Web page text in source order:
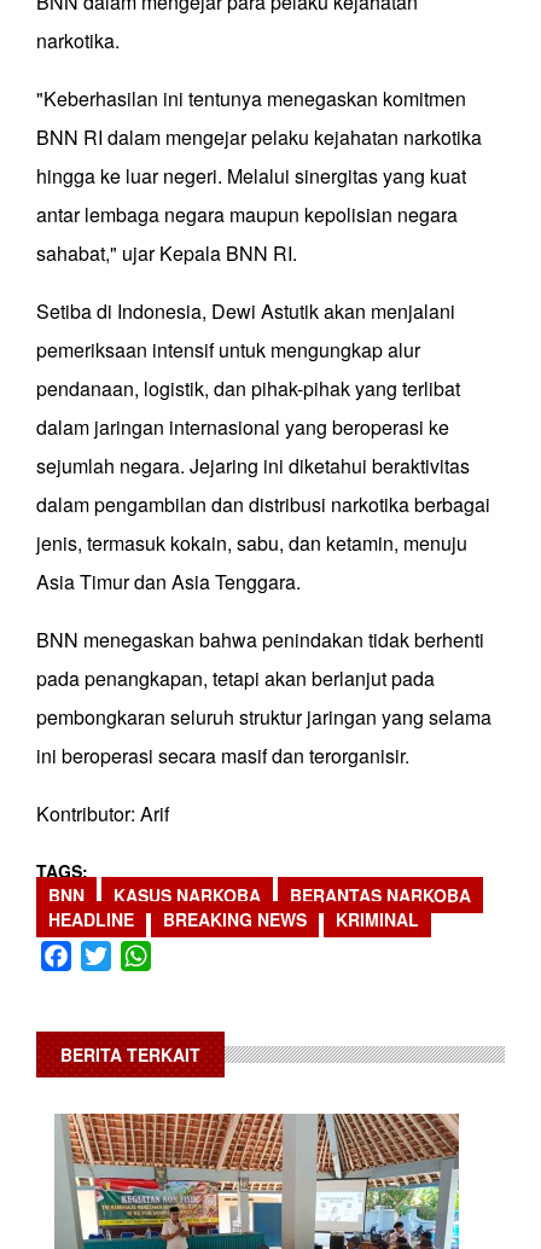
narkotika.
"Keberhasilan ini tentunya menegaskan komitmen
BNN RI dalam mengejar pelaku kejahatan narkotika
hingga ke luar negeri. Melalui sinergitas yang kuat
antar lembaga negara maupun kepolisian negara
sahabat," ujar Kepala BNN RI.
Setiba di Indonesia, Dewi Astutik akan menjalani
pemeriksaan intensif untuk mengungkap alur
pendanaan, logistik, dan pihak-pihak yang terlibat
dalam jaringan internasional yang beroperasi ke
sejumlah negara. Jejaring ini diketahui beraktivitas
dalam pengambilan dan distribusi narkotika berbagai
jenis, termasuk kokain, sabu, dan ketamin, menuju
Asia Timur dan Asia Tenggara.
BNN menegaskan bahwa penindakan tidak berhenti
pada penangkapan, tetapi akan berlanjut pada
pembongkaran seluruh struktur jaringan yang selama
ini beroperasi secara masif dan terorganisir.
Kontributor: Arif
TAGS
BNN
KASUS NARKOBA
BERANTAS NARKOBA
HEADLINE
BREAKING NEWS KRIMINAL
Facebook
Twitter
BERITA TERKAIT